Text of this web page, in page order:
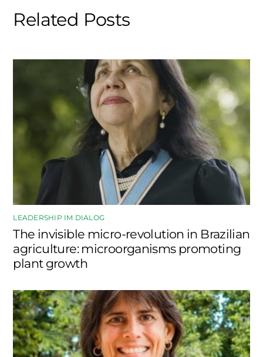
Related Posts
LEADERSHIP IM DIALOG
The invisible micro-revolution in Brazilian
agriculture: microorganisms promoting
plant growth